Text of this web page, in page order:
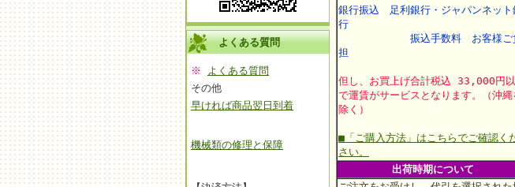
よくある質問
※
よくある質問
その他
早ければ商品翌日到着
機械類の修理と保障
銀行振込 足利銀行・ジャパンネット
行
振込手数料 お客様ご
担
但し、お買上げ合計税込 33,000円
で運賃がサービスとなります。（沖縄
除く）
■「ご購入方法」はこちらでご確認く
さい。
出荷時期について